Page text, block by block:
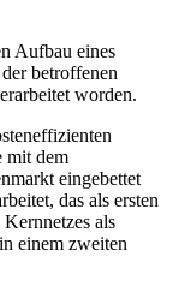
Aufbau eines
betroffenen
worden.
mit dem
eingebettet
das als ersten
als
einem zweiten